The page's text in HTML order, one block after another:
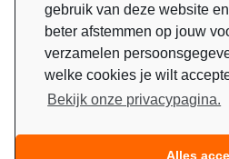
gebruik van deze website
beter afstemmen op jouw
verzamelen
welke cookies je wilt
Bekijk onze privacypagina.
Alles